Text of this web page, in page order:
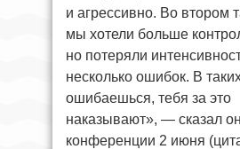
и агрессивно. Во втором
мы хотели больше
но потеряли
несколько ошибок. В
ошибаешься, тебя за это
наказывают», — сказал
конференции 2 июня